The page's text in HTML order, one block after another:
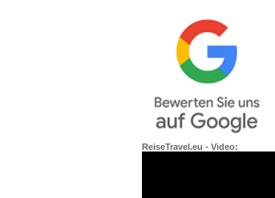
ReiseTravel.eu - Video: